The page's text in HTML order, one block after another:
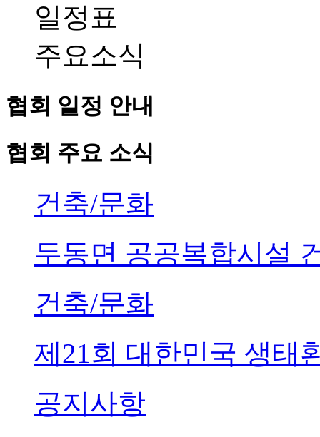
일정표
주요소식
협회 일정 안내
협회 주요 소식
건축/문화
두동면 공공복합시설
건축/문화
제21회 대한민국 생태
공지사항